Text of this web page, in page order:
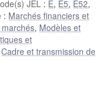
JEL : E, E5, E52,
: Marchés financiers et
, Modèles et
et
Cadre et transmission de